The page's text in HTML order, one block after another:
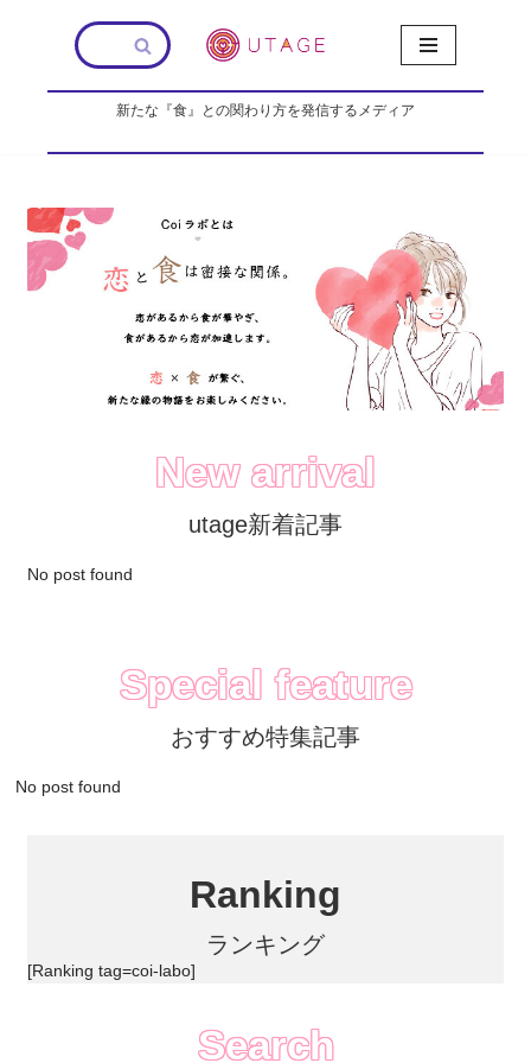
ス
キ
ッ
プ
新たな『食』との関わり方を発信するメディア
New arrival
utage新着記事
No post found
Special feature
おすすめ特集記事
No post found
Ranking
ランキング
[Ranking tag=coi-labo]
Search